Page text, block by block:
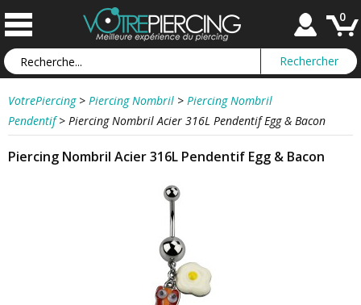
0
VotrePiercing > Piercing Nombril > Piercing Nombril
Pendentif > Piercing Nombril Acier 316L Pendentif Egg & Bacon
Piercing Nombril Acier 316L Pendentif Egg & Bacon